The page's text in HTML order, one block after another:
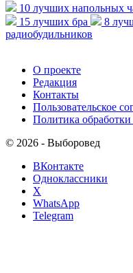
10 лучших напольных
15 лучших бра
8
радиобудильников
О проекте
Редакция
Контакты
Пользовательское
Политика
© 2026 - Выборовед
ВКонтакте
Одноклассники
X
WhatsApp
Telegram